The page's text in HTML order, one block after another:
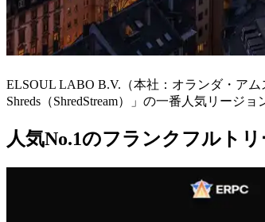
ELSOUL LABO B.V.（本社：オランダ・ア
Shreds（ShredStream）」の一番人気リージ
人気No.1のフランクフルト